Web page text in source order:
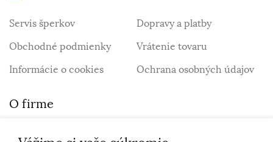
Servis šperkov
Dopravy a platby
Obchodné podmienky
Vrátenie tovaru
Informácie o cookies
Ochrana osobných údajov
O firme